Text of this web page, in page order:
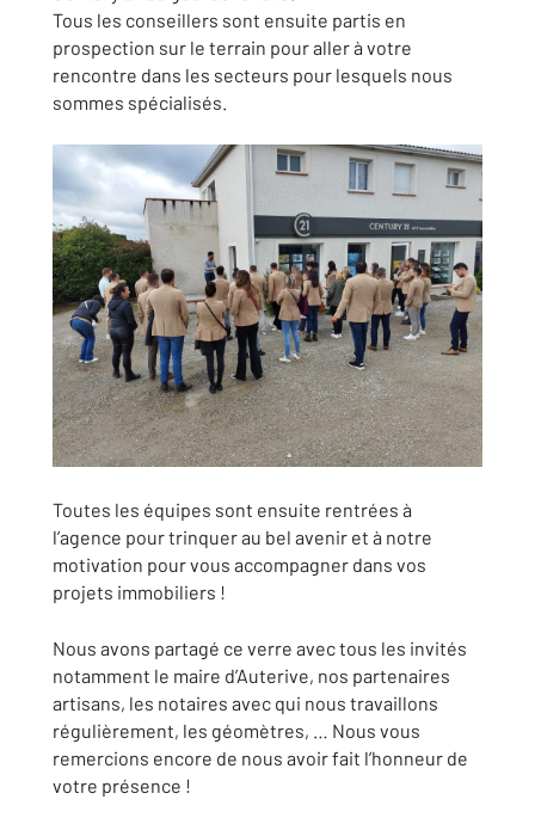
Tous les conseillers sont ensuite partis en
prospection sur le terrain pour aller à votre
rencontre dans les secteurs pour lesquels nous
sommes spécialisés.
Toutes les équipes sont ensuite rentrées à
l’agence pour trinquer au bel avenir et à notre
motivation pour vous accompagner dans vos
projets immobiliers !
Nous avons partagé ce verre avec tous les invités
notamment le maire d’Auterive, nos partenaires
artisans, les notaires avec qui nous travaillons
régulièrement, les géomètres, … Nous vous
remercions encore de nous avoir fait l’honneur de
votre présence !